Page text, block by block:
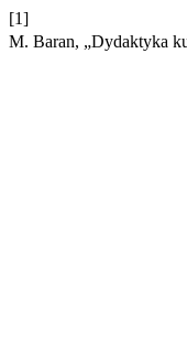
[1]
M. Baran, „Dydaktyka